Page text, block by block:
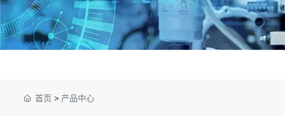
首页 > 产品中心